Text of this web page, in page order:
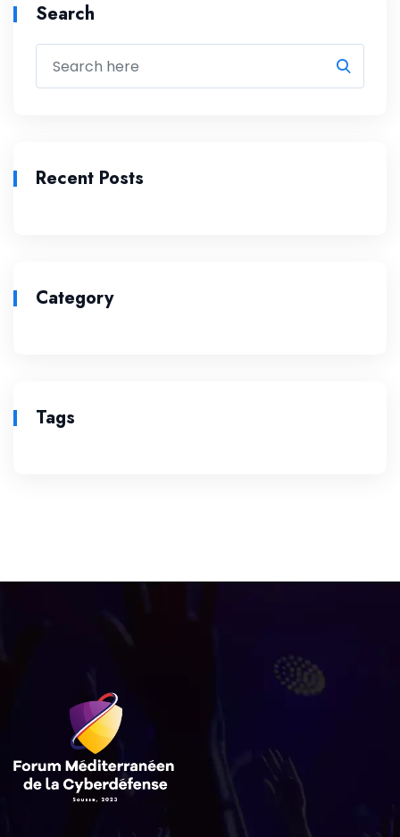
Search
Recent Posts
Category
Tags